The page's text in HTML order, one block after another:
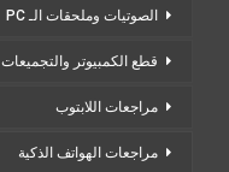
الصوتيات وملحقات الـ PC
قطع الكمبيوتر والتجميعات
مراجعات اللابتوب
مراجعات الهواتف الذكية